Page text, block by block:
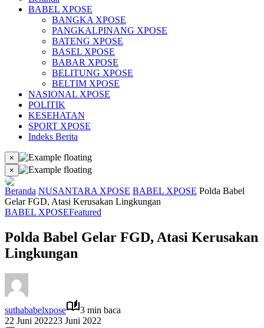
BABEL XPOSE
BANGKA XPOSE
PANGKALPINANG XPOSE
BATENG XPOSE
BASEL XPOSE
BABAR XPOSE
BELITUNG XPOSE
BELTIM XPOSE
NASIONAL XPOSE
POLITIK
KESEHATAN
SPORT XPOSE
Indeks Berita
×
×
Beranda NUSANTARA XPOSE BABEL XPOSE Polda Babel
Gelar FGD, Atasi Kerusakan Lingkungan
BABEL XPOSEFeatured
Polda Babel Gelar FGD, Atasi Kerusakan
Lingkungan
suthababelxpose
3 min baca
22 Juni 202223 Juni 2022